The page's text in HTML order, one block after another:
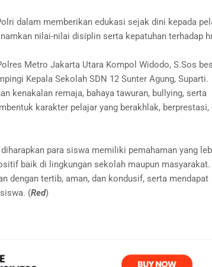
dalam memberikan edukasi sejak dini kepada
nilai-nilai disiplin serta kepatuhan terhadap
Metro Jakarta Utara Kompol Widodo, S.Sos
Kepala Sekolah SDN 12 Sunter Agung, Suparti.
kenakalan remaja, bahaya tawuran, bullying, serta
karakter pelajar yang berakhlak, berprestasi,
para siswa memiliki pemahaman yang
baik di lingkungan sekolah maupun masyarakat.
dengan tertib, aman, dan kondusif, serta mendapat
(Red)